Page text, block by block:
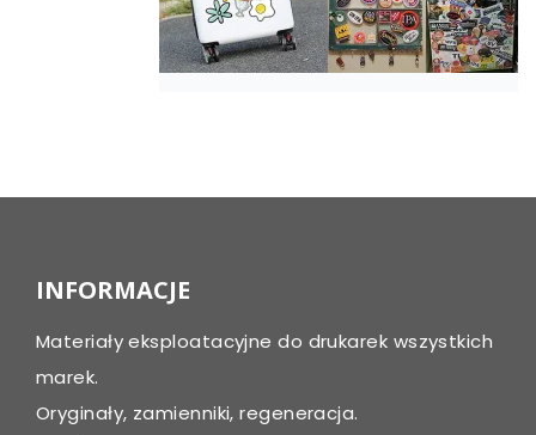
navigation
INFORMACJE
Materiały eksploatacyjne do drukarek wszystkich
marek.
Oryginały, zamienniki, regeneracja.